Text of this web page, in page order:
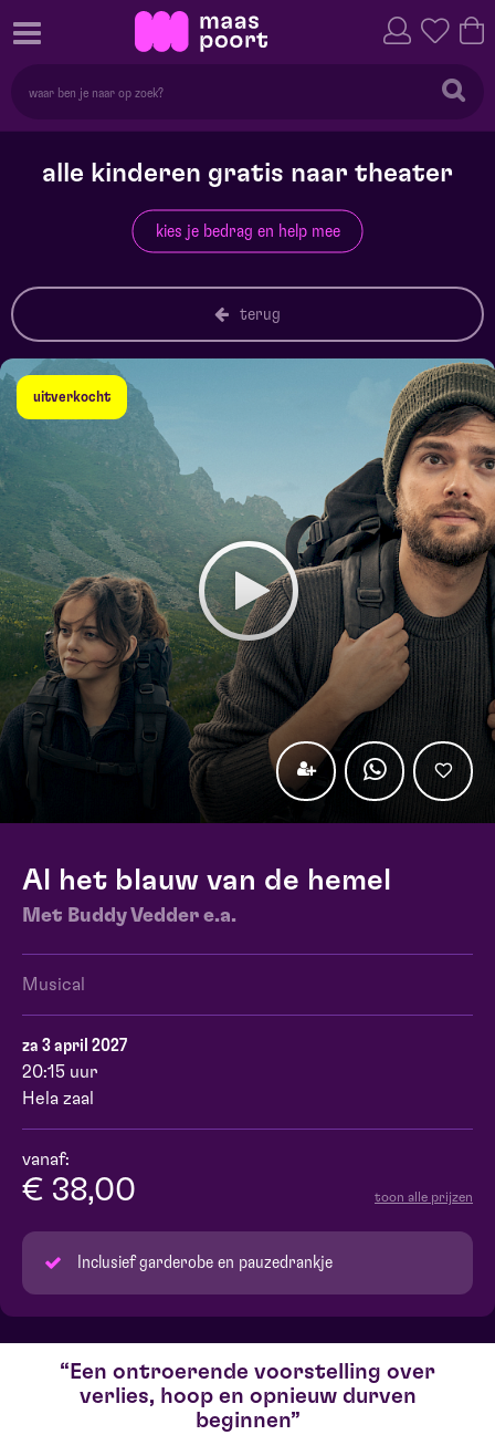
alle kinderen gratis naar theater
kies je bedrag en help mee
terug
uitverkocht
Al het blauw van de hemel
Met Buddy Vedder e.a.
Musical
za 3 april 2027
20:15 uur
Hela zaal
vanaf:
€ 38,00 toon alle prijzen
Inclusief garderobe en pauzedrankje
Een ontroerende voorstelling over
verlies, hoop en opnieuw durven
beginnen